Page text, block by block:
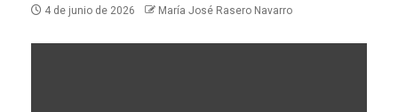
4 de junio de 2026 María José Rasero Navarro